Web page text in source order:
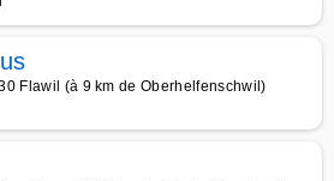
Flawil (à 9 km de Oberhelfenschwil)